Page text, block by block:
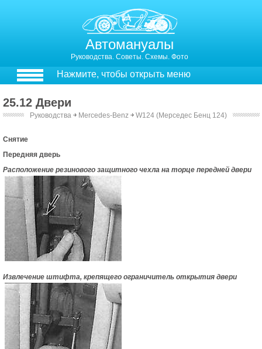
Автомануалы
Руководства. Советы. Схемы. Фото
Нажмите, чтобы открыть меню
25.12 Двери
Руководства ￫ Mercedes-Benz ￫ W124 (Мерседес Бенц 124)
Снятие
Передняя дверь
Расположение резинового защитного чехла на торце передней двери
Извлечение штифта, крепящего ограничитель открытия двери